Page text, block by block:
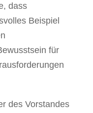
dass
Beispiel
für
des Vorstandes